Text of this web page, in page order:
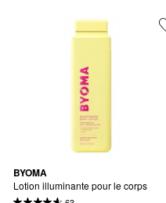
BYOMA
Lotion illuminante pour le corps